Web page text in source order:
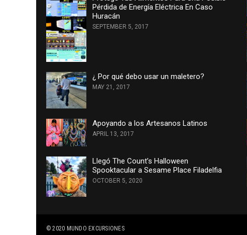
Pérdida de Energía Eléctrica En Caso
Huracán
SEPTEMBER 5, 2017
¿ Por qué debo usar un maletero?
MAY 21, 2017
Apoyando a los Artesanos Latinos
APRIL 13, 2017
Llegó The Count’s Halloween
Spooktacular a Sesame Place Filadelfia
OCTOBER 5, 2020
© 2020 MUNDO EXCURSIONES